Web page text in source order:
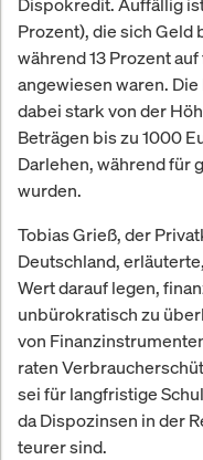
Prozent), die sich Geld
während 13 Prozent
angewiesen waren.
dabei stark von der
Beträgen bis zu 1000
Darlehen, während für
wurden.
Tobias Grieß, der
Deutschland,
Wert darauf legen,
unbürokratisch zu
von
raten
sei für langfristige
da Dispozinsen in der
teurer sind.